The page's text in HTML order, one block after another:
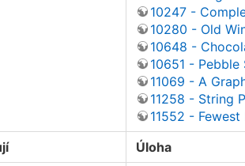
10247 -
10280 - Old
10648 -
10651 - Pebble
11069 - A
11258 - String
11552 - Fewest
Úloha